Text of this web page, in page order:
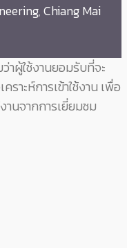
Chiang Mai
าผู้ใช้งานยอมรับที่จะ
าะห์การเข้าใช้งาน เพื่อ
นจากการเยี่ยมชม